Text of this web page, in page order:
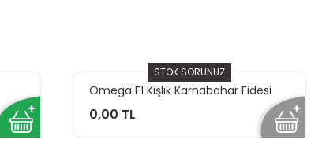
STOK SORUNUZ
Omega F1 Kışlık Karnabahar Fidesi
0,00 TL